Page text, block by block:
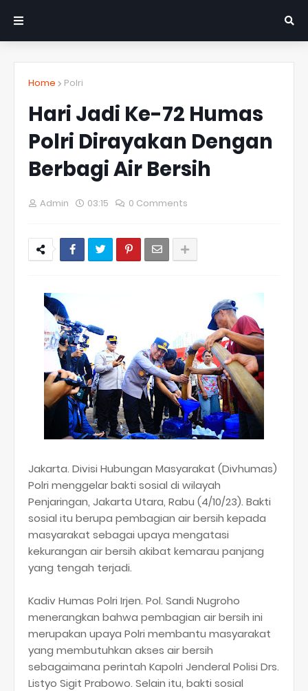
Home Polri
Hari Jadi Ke-72 Humas
Polri Dirayakan Dengan
Berbagi Air Bersih
Admin 03:15 0 Comments
Jakarta. Divisi Hubungan Masyarakat (Divhumas)
Polri menggelar bakti sosial di wilayah
Penjaringan, Jakarta Utara, Rabu (4/10/23). Bakti
sosial itu berupa pembagian air bersih kepada
masyarakat sebagai upaya mengatasi
kekurangan air bersih akibat kemarau panjang
yang tengah terjadi.
Kadiv Humas Polri Irjen. Pol. Sandi Nugroho
menerangkan bahwa pembagian air bersih ini
merupakan upaya Polri membantu masyarakat
yang membutuhkan akses air bersih
sebagaimana perintah Kapolri Jenderal Polisi Drs.
Listyo Sigit Prabowo. Selain itu, bakti sosial